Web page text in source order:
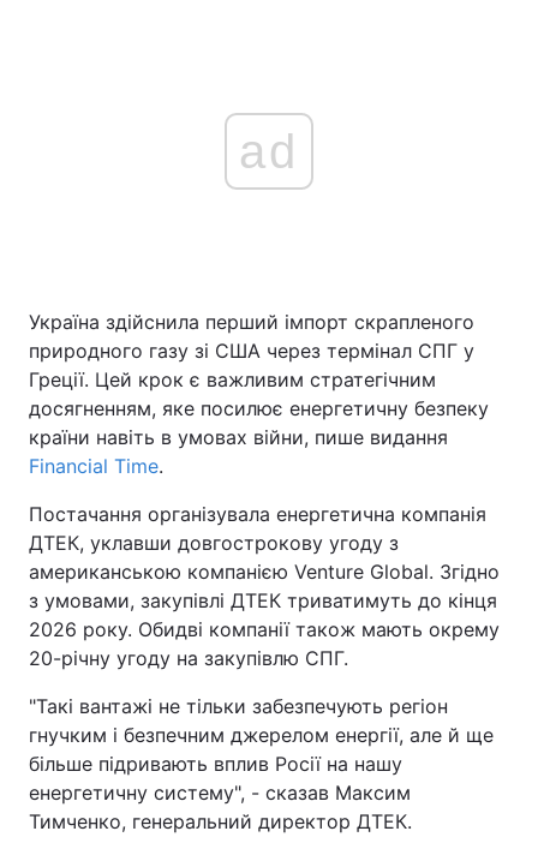
ad
Україна здійснила перший імпорт скрапленого
природного газу зі США через термінал СПГ у
Греції. Цей крок є важливим стратегічним
досягненням, яке посилює енергетичну безпеку
країни навіть в умовах війни, пише видання
Financial Time.
Постачання організувала енергетична компанія
ДТЕК, уклавши довгострокову угоду з
американською компанією Venture Global. Згідно
з умовами, закупівлі ДТЕК триватимуть до кінця
2026 року. Обидві компанії також мають окрему
20-річну угоду на закупівлю СПГ.
"Такі вантажі не тільки забезпечують регіон
гнучким і безпечним джерелом енергії, але й ще
більше підривають вплив Росії на нашу
енергетичну систему", - сказав Максим
Тимченко, генеральний директор ДТЕК.